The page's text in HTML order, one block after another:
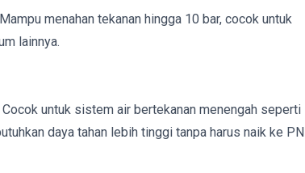
menahan tekanan hingga 10 bar, cocok untuk
lainnya.
untuk sistem air bertekanan menengah seperti
daya tahan lebih tinggi tanpa harus naik ke PN